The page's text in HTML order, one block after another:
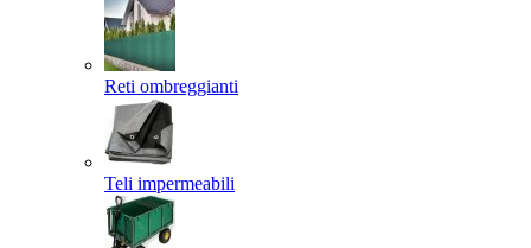
Reti ombreggianti
Teli impermeabili